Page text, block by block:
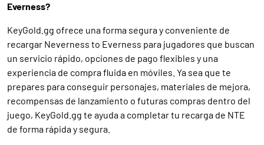
Everness?
KeyGold.gg ofrece una forma segura y conveniente de
recargar Neverness to Everness para jugadores que buscan
un servicio rápido, opciones de pago flexibles y una
experiencia de compra fluida en móviles. Ya sea que te
prepares para conseguir personajes, materiales de mejora,
recompensas de lanzamiento o futuras compras dentro del
juego, KeyGold.gg te ayuda a completar tu recarga de NTE
de forma rápida y segura.